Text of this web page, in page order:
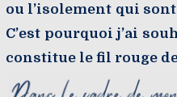
ou l’isolement qui
C’est pourquoi j’ai
constitue le fil rouge